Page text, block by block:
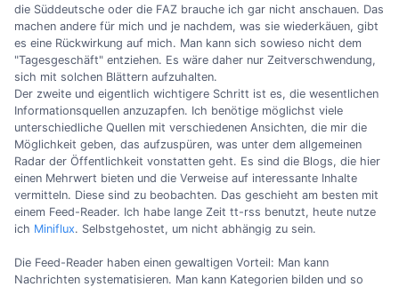
die Süddeutsche oder die FAZ brauche ich gar nicht anschauen. Das
machen andere für mich und je nachdem, was sie wiederkäuen, gibt
es eine Rückwirkung auf mich. Man kann sich sowieso nicht dem
"Tagesgeschäft" entziehen. Es wäre daher nur Zeitverschwendung,
sich mit solchen Blättern aufzuhalten.
Der zweite und eigentlich wichtigere Schritt ist es, die wesentlichen
Informationsquellen anzuzapfen. Ich benötige möglichst viele
unterschiedliche Quellen mit verschiedenen Ansichten, die mir die
Möglichkeit geben, das aufzuspüren, was unter dem allgemeinen
Radar der Öffentlichkeit vonstatten geht. Es sind die Blogs, die hier
einen Mehrwert bieten und die Verweise auf interessante Inhalte
vermitteln. Diese sind zu beobachten. Das geschieht am besten mit
einem Feed-Reader. Ich habe lange Zeit tt-rss benutzt, heute nutze
ich Miniflux. Selbstgehostet, um nicht abhängig zu sein.
Die Feed-Reader haben einen gewaltigen Vorteil: Man kann
Nachrichten systematisieren. Man kann Kategorien bilden und so